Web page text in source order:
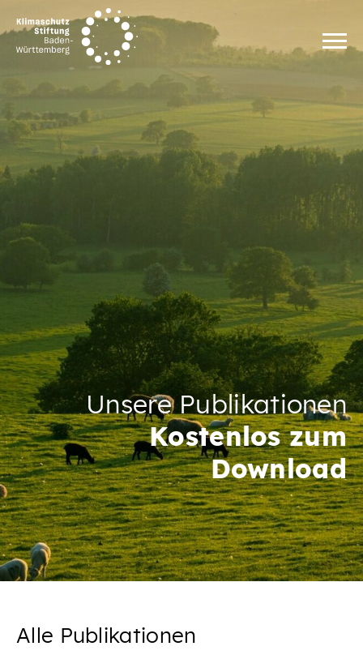
Zum Inhalt springen
Unsere Publikationen
Kostenlos zum
Download
Alle Publikationen